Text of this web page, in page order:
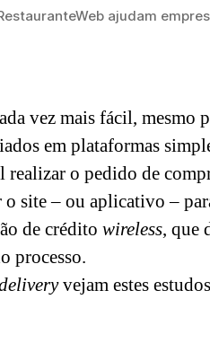
ajudam
vez mais fácil, mesmo
em plataformas
o pedido de
site – ou aplicativo –
de crédito wireless, que
processo.
vejam estes